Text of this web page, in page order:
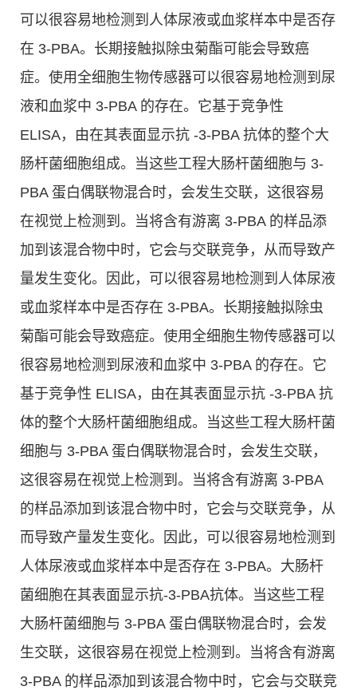
可以很容易地检测到人体尿液或血浆样本中是否存
在 3-PBA。长期接触拟除虫菊酯可能会导致癌
症。使用全细胞生物传感器可以很容易地检测到尿
液和血浆中 3-PBA 的存在。它基于竞争性
ELISA，由在其表面显示抗 -3-PBA 抗体的整个大
肠杆菌细胞组成。当这些工程大肠杆菌细胞与 3-
PBA 蛋白偶联物混合时，会发生交联，这很容易
在视觉上检测到。当将含有游离 3-PBA 的样品添
加到该混合物中时，它会与交联竞争，从而导致产
量发生变化。因此，可以很容易地检测到人体尿液
或血浆样本中是否存在 3-PBA。长期接触拟除虫
菊酯可能会导致癌症。使用全细胞生物传感器可以
很容易地检测到尿液和血浆中 3-PBA 的存在。它
基于竞争性 ELISA，由在其表面显示抗 -3-PBA 抗
体的整个大肠杆菌细胞组成。当这些工程大肠杆菌
细胞与 3-PBA 蛋白偶联物混合时，会发生交联，
这很容易在视觉上检测到。当将含有游离 3-PBA
的样品添加到该混合物中时，它会与交联竞争，从
而导致产量发生变化。因此，可以很容易地检测到
人体尿液或血浆样本中是否存在 3-PBA。大肠杆
菌细胞在其表面显示抗-3-PBA抗体。当这些工程
大肠杆菌细胞与 3-PBA 蛋白偶联物混合时，会发
生交联，这很容易在视觉上检测到。当将含有游离
3-PBA 的样品添加到该混合物中时，它会与交联竞